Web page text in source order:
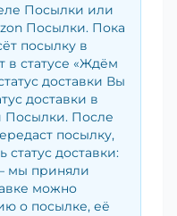
Посылки или
Посылки. Пока
посылку в
в статусе «Ждём
доставки Вы
доставки в
Посылки. После
посылку,
доставки:
мы приняли
можно
о посылке, её